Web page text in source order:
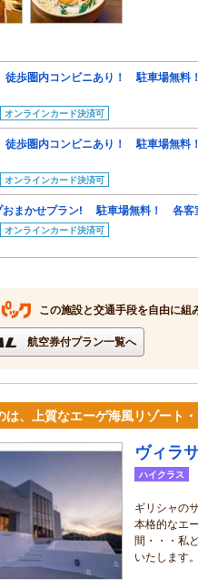
徒歩圏内コンビニあり！ 駐車場無
オンラインカード決済可
徒歩圏内コンビニあり！ 駐車場無
オンラインカード決済可
おまかせプラン! 駐車場無料！ 各客
オンラインカード決済可
この施設と交通手段を自由に組
航空券付プラン一覧へ
は、上質なエーゲ海風リゾート・
ヴィラ
ハイクラス
ギリシャの
本格的なエ
間・・・私
いたします。